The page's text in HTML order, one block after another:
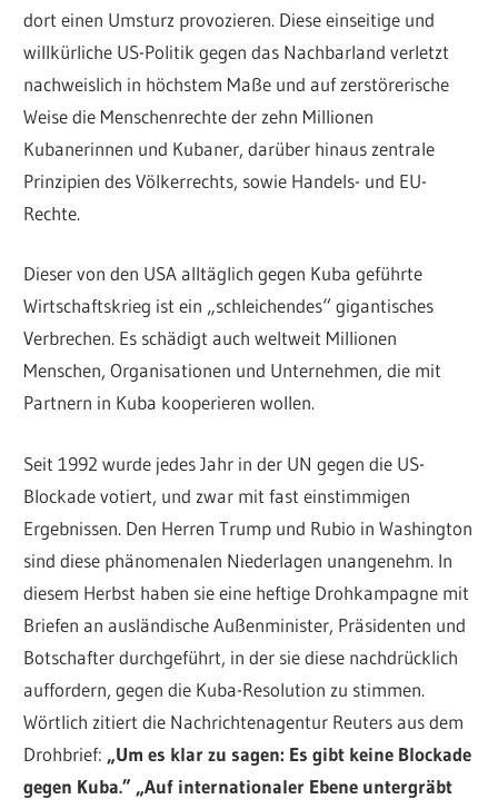
dort einen Umsturz provozieren. Diese einseitige und
willkürliche US-Politik gegen das Nachbarland verletzt
nachweislich in höchstem Maße und auf zerstörerische
Weise die Menschenrechte der zehn Millionen
Kubanerinnen und Kubaner, darüber hinaus zentrale
Prinzipien des Völkerrechts, sowie Handels- und EU-
Rechte.
Dieser von den USA alltäglich gegen Kuba geführte
Wirtschaftskrieg ist ein „schleichendes“ gigantisches
Verbrechen. Es schädigt auch weltweit Millionen
Menschen, Organisationen und Unternehmen, die mit
Partnern in Kuba kooperieren wollen.
Seit 1992 wurde jedes Jahr in der UN gegen die US-
Blockade votiert, und zwar mit fast einstimmigen
Ergebnissen. Den Herren Trump und Rubio in Washington
sind diese phänomenalen Niederlagen unangenehm. In
diesem Herbst haben sie eine heftige Drohkampagne mit
Briefen an ausländische Außenminister, Präsidenten und
Botschafter durchgeführt, in der sie diese nachdrücklich
auffordern, gegen die Kuba-Resolution zu stimmen.
Wörtlich zitiert die Nachrichtenagentur Reuters aus dem
Drohbrief: „Um es klar zu sagen: Es gibt keine Blockade
gegen Kuba.” „Auf internationaler Ebene untergräbt